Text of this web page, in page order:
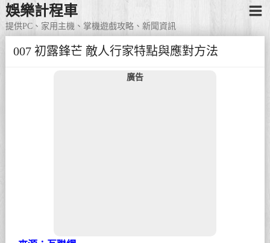
娛樂計程車
提供PC、家用主機、掌機遊戲攻略、新聞資訊
007 初露鋒芒 敵人行家特點與應對方法
廣告